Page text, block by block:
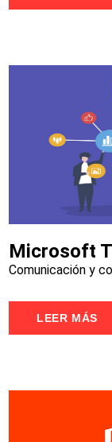
Microsoft
Comunicación y
LEER MÁS